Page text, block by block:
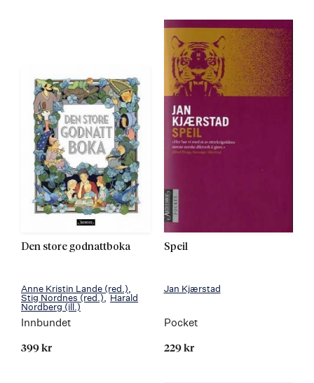
Den store godnattboka
Anne Kristin Lande (red.)
Stig Nordnes (red.)
Harald
Nordberg (ill.)
Innbundet
399 kr
Speil
Jan Kjærstad
Pocket
229 kr